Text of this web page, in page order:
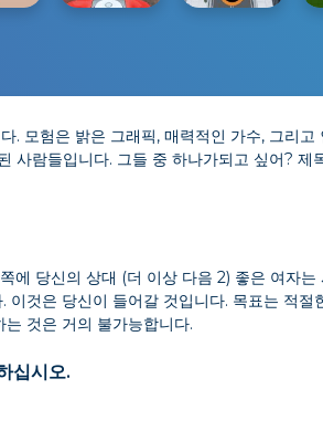
모험은 밝은 그래픽, 매력적인 가수, 그리
사람들입니다. 그들 중 하나가되고 싶어? 제
당신의 상대 (더 이상 다음 2) 좋은 여자
것은 당신이 들어갈 것입니다. 목표는 적
것은 거의 불가능합니다.
십시오.